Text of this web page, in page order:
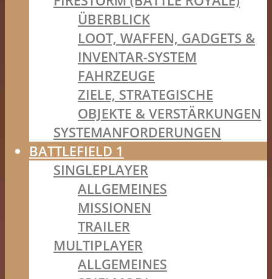
ÜBERBLICK
LOOT, WAFFEN, GADGETS &
INVENTAR-SYSTEM
FAHRZEUGE
ZIELE, STRATEGISCHE
OBJEKTE & VERSTÄRKUNGEN
SYSTEMANFORDERUNGEN
BATTLEFIELD 1
SINGLEPLAYER
ALLGEMEINES
MISSIONEN
TRAILER
MULTIPLAYER
ALLGEMEINES